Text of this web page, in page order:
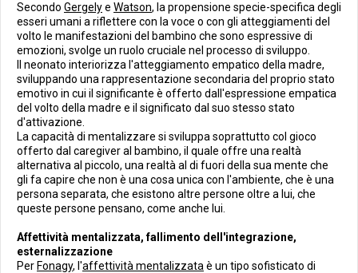
Secondo Gergelye Watson, la propensione specie-specifica degli
esseri umani a riflettere con la voce o con gli atteggiamenti del
volto le manifestazioni del bambino che sono espressive di
emozioni, svolge un ruolo cruciale nel processo di sviluppo.
Il neonato interiorizza l'atteggiamento empatico della madre,
sviluppando una rappresentazione secondaria del proprio stato
emotivo in cui il significante è offerto dall'espressione empatica
del volto della madre e il significato dal suo stesso stato
d'attivazione.
La capacità di mentalizzare si sviluppa soprattutto col gioco
offerto dal caregiver al bambino, il quale offre una realtà
alternativa al piccolo, una realtà al di fuori della sua mente che
gli fa capire che non è una cosa unica con l'ambiente, che è una
persona separata, che esistono altre persone oltre a lui, che
queste persone pensano, come anche lui.
Affettività mentalizzata, fallimento dell'integrazione,
esternalizzazione
Per Fonagy, l'affettività mentalizzata è un tipo sofisticato di